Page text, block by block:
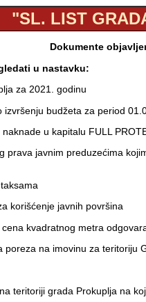
"SL. LIST
Dokumente
u nastavku:
za 2021. godinu
izvršenju budžeta za period
u kapitalu FULL
prava javnim preduzećima
korišćenje javnih površina
kvadratnog metra
poreza na imovinu za teritoriju
teritoriji grada Prokuplja na